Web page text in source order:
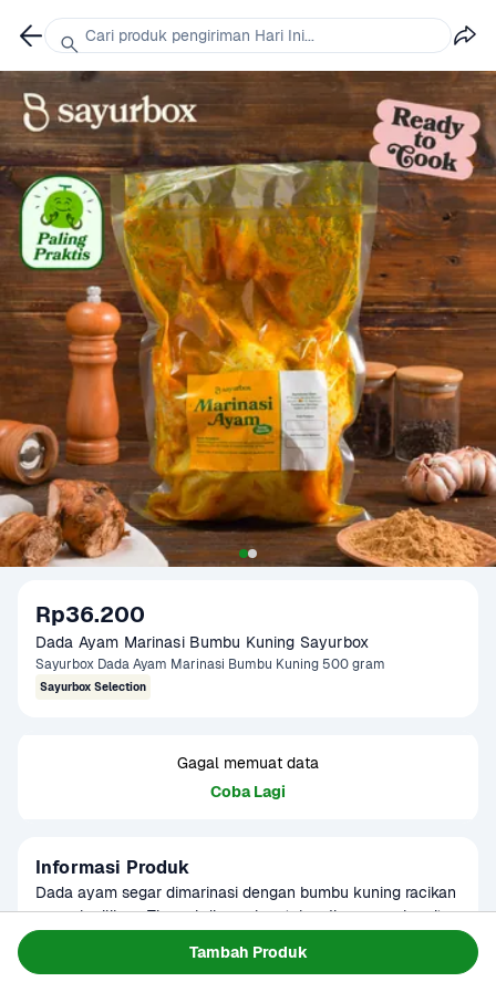
Tambah Produk
Rp36.200
Dada Ayam Marinasi Bumbu Kuning Sayurbox
Sayurbox Dada Ayam Marinasi Bumbu Kuning 500 gram
Sayurbox Selection
Gagal memuat data
Coba Lagi
Informasi Produk
Dada ayam segar dimarinasi dengan bumbu kuning racikan
rempah pilihan. Tinggal dimasak untuk sajian ayam bercita
Tanpa MSG, tanpa pengawet, siap masak.
Siap Saji
Cari produk pengiriman Hari Ini...